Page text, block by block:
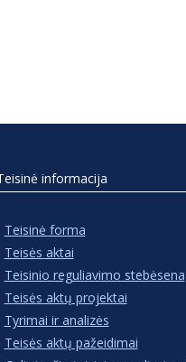
informacija
Teisinė forma
Teisės aktai
Teisinio reguliavimo stebėsena
Teisės aktų projektai
Tyrimai ir analizės
Teisės aktų pažeidimai